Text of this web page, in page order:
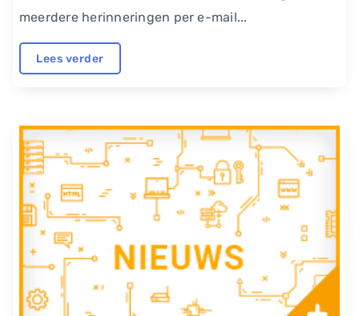
meerdere herinneringen per e-mail...
Lees verder